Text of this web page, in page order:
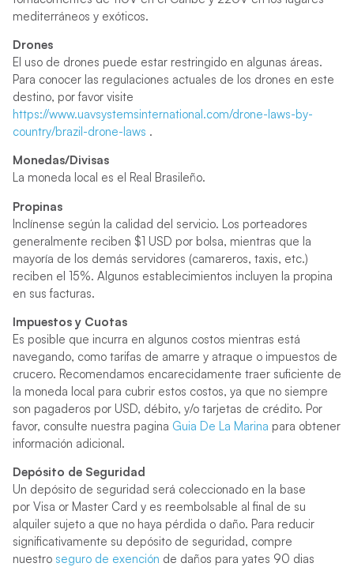
mediterráneos y exóticos.
Drones
El uso de drones puede estar restringido en algunas áreas.
Para conocer las regulaciones actuales de los drones en este
destino, por favor visite
https://www.uavsystemsinternational.com/drone-laws-by-
country/brazil-drone-laws .
Monedas/Divisas
La moneda local es el Real Brasileño.
Propinas
Inclínense según la calidad del servicio. Los porteadores
generalmente reciben $1 USD por bolsa, mientras que la
mayoría de los demás servidores (camareros, taxis, etc.)
reciben el 15%. Algunos establecimientos incluyen la propina
en sus facturas.
Impuestos y Cuotas
Es posible que incurra en algunos costos mientras está
navegando, como tarifas de amarre y atraque o impuestos de
crucero. Recomendamos encarecidamente traer suficiente de
la moneda local para cubrir estos costos, ya que no siempre
son pagaderos por USD, débito, y/o tarjetas de crédito. Por
favor, consulte nuestra pagina Guia De La Marina para obtener
información adicional.
Depósito de Seguridad
Un depósito de seguridad será coleccionado en la base
por Visa or Master Card y es reembolsable al final de su
alquiler sujeto a que no haya pérdida o daño. Para reducir
significativamente su depósito de seguridad, compre
nuestro seguro de exención de daños para yates 90 dias